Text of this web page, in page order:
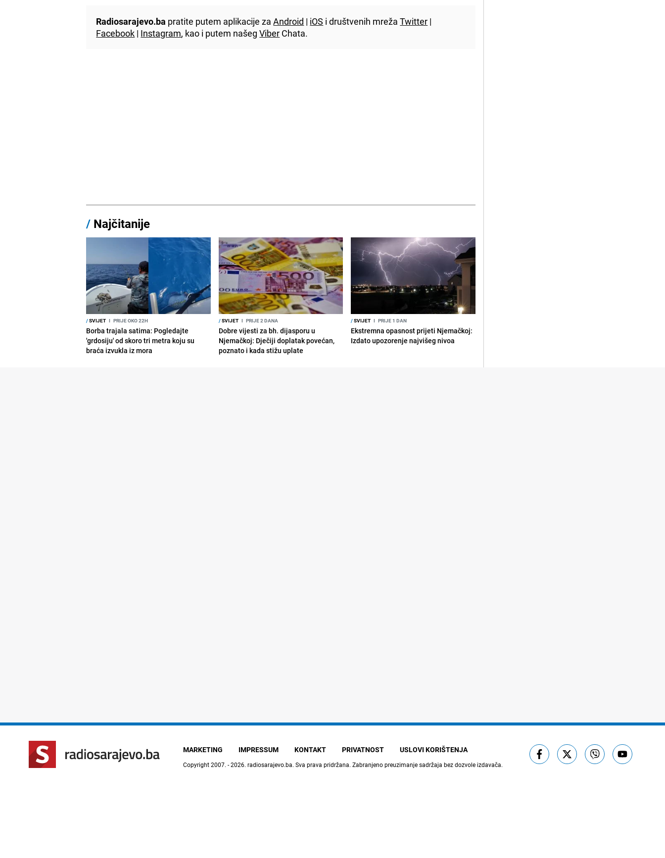
Radiosarajevo.ba pratite putem aplikacije zaAndroid | iOS i društvenih mrežaTwitter |
Facebook | Instagram, kao i putem našegViber Chata.
/ Najčitanije
/SVIJET I PRIJE OKO 22H
Borba trajala satima: Pogledajte
'grdosiju' od skoro tri metra koju su
braća izvukla iz mora
/SVIJET I PRIJE 2 DANA
Dobre vijesti za bh. dijasporu u
Njemačkoj: Dječiji doplatak povećan,
poznato i kada stižu uplate
/SVIJET I PRIJE 1 DAN
Ekstremna opasnost prijeti Njemačkoj:
Izdato upozorenje najvišeg nivoa
MARKETING IMPRESSUM KONTAKT PRIVATNOST USLOVI KORIŠTENJA
Copyright 2007. - 2026. radiosarajevo.ba. Sva prava pridržana. Zabranjeno preuzimanje sadržaja bez dozvole izdavača.